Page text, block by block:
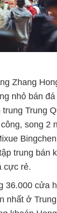
Zhang
nhỏ bán
Trung
song 2
trung bán
cực rẻ.
36.000 cửa
nhất ở